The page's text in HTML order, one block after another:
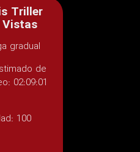
Triller
gradual
de
02:09:01
100